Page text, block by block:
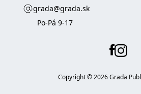
grada@grada.sk
Po-Pá 9-17
Copyright ©2026Grada